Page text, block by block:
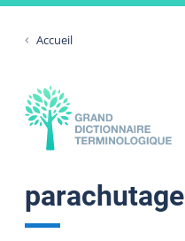
Accueil
parachutage